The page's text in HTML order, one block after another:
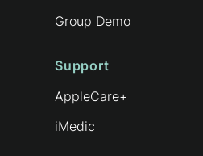
Group Demo
Support
AppleCare+
iMedic